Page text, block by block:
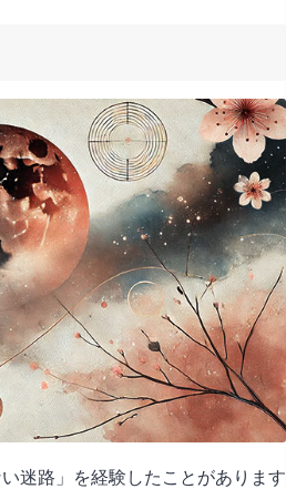
迷路」を経験したことがあります